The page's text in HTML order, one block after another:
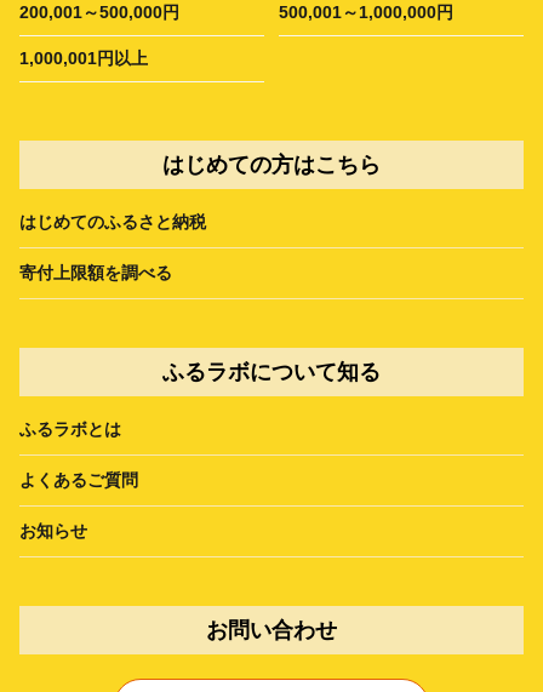
200,001～500,000円 500,001～1,000,000円
1,000,001円以上
はじめての方はこちら
はじめてのふるさと納税
寄付上限額を調べる
ふるラボについて知る
ふるラボとは
よくあるご質問
お知らせ
お問い合わせ